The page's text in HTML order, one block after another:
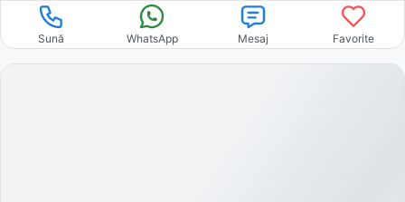
Sună WhatsApp Mesaj Favorite